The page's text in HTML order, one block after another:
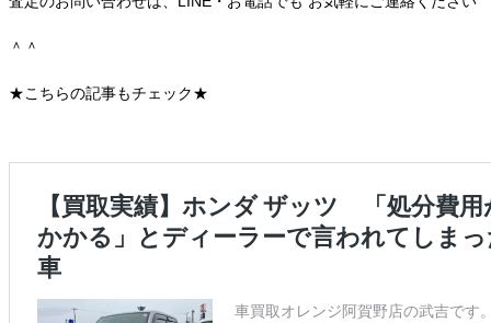
＾＾
★こちらの記事もチェック★